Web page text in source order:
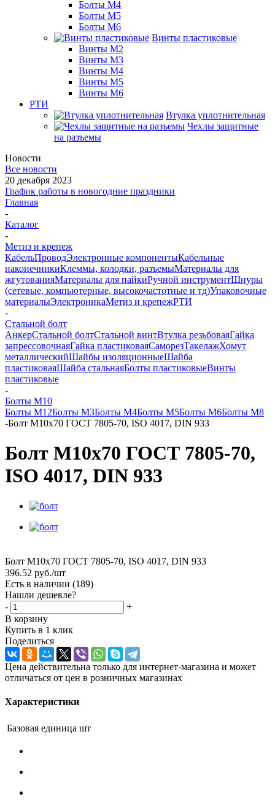
Болты М4
Болты М5
Болты М6
Винты пластиковые
Винты М2
Винты М3
Винты М4
Винты М5
Винты М6
РТИ
Втулка уплотнительная
Чехлы защитные
на разъемы
Новости
Все новости
20 декабря 2023
График работы в новогодние праздники
Главная
-
Каталог
-
Метиз и крепеж
КабельПроводЭлектронные компонентыКабельные
наконечникиКлеммы, колодки, разъемыМатериалы для
жгутованияМатериалы для пайкиРучной инструментШнуры
(сетевые, компьютерные, высокочастотные и тд)Упаковочные
материалыЭлектроникаМетиз и крепежРТИ
-
Стальной болт
АнкерСтальной болтСтальной винтВтулка резьбоваяГайка
запрессовочнаяГайка пластиковаяСаморезТакелажХомут
металлическийШайбы изоляционныеШайба
пластиковаяШайба стальнаяБолты пластиковыеВинты
пластиковые
-
Болты М10
Болты М12Болты М3Болты М4Болты М5Болты М6Болты М8
-Болт M10x70 ГОСТ 7805-70, ISO 4017, DIN 933
Болт M10x70 ГОСТ 7805-70,
ISO 4017, DIN 933
Болт M10x70 ГОСТ 7805-70, ISO 4017, DIN 933
396.52 руб./шт
Есть в наличии (189)
Нашли дешевле?
-
+
В корзину
Купить в 1 клик
Поделиться
Цена действительна только для интернет-магазина и может
отличаться от цен в розничных магазинах
Характеристики
Базовая единица шт